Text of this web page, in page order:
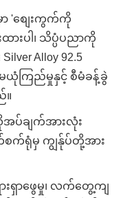
ာ 'စျေးကွက်ကို
းပါ၊ သိပ္ပံပညာကို
Alloy 92.5
ကြည်မှုနှင့် စီမံခန့်ခွဲ
။
အပ်ချက်အားလုံး
ရုံမှ ကျွန်ုပ်တို့အား
းရှာဖွေမှု၊ လက်တွေ့ကျ